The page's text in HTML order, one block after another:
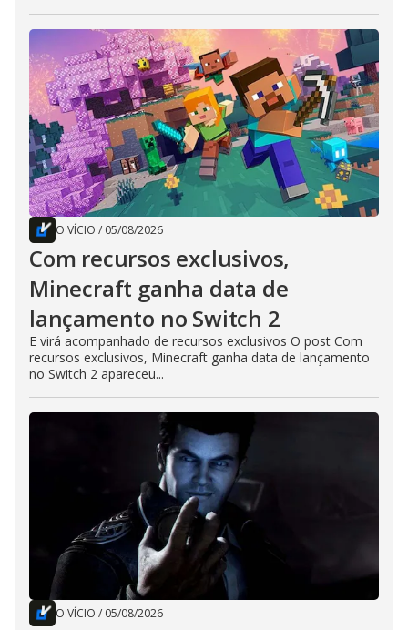
O VÍCIO / 05/08/2026
Com recursos exclusivos,
Minecraft ganha data de
lançamento no Switch 2
E virá acompanhado de recursos exclusivos O post Com
recursos exclusivos, Minecraft ganha data de lançamento
no Switch 2 apareceu...
O VÍCIO / 05/08/2026